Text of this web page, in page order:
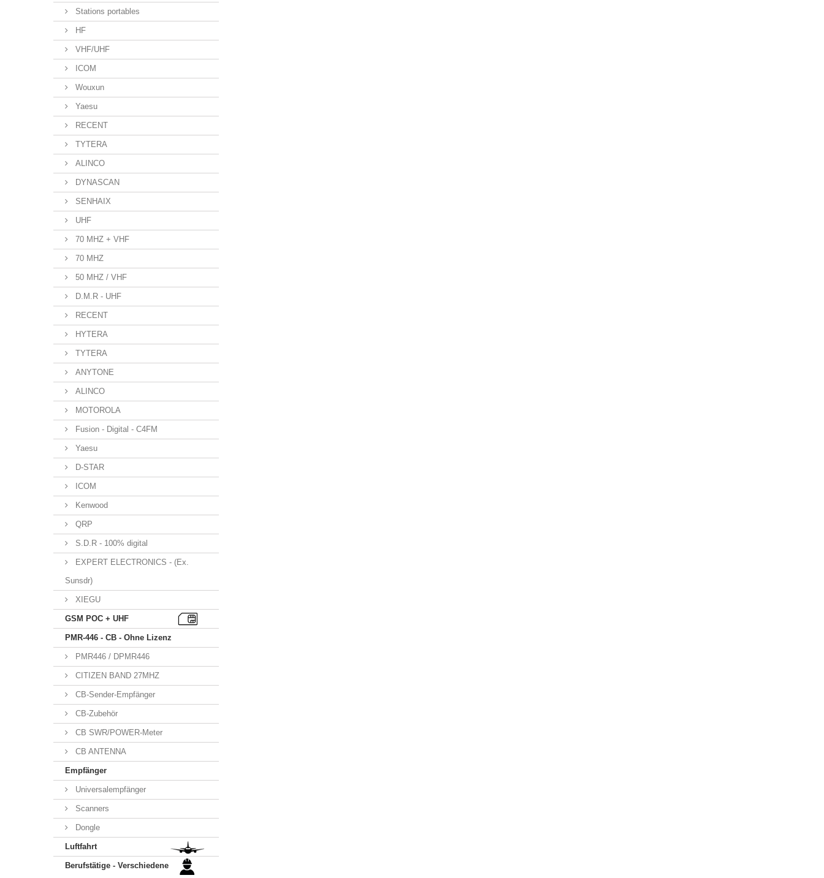
Stations portables
HF
VHF/UHF
ICOM
Wouxun
Yaesu
RECENT
TYTERA
ALINCO
DYNASCAN
SENHAIX
UHF
70 MHZ + VHF
70 MHZ
50 MHZ / VHF
D.M.R - UHF
RECENT
HYTERA
TYTERA
ANYTONE
ALINCO
MOTOROLA
Fusion - Digital - C4FM
Yaesu
D-STAR
ICOM
Kenwood
QRP
S.D.R - 100% digital
EXPERT ELECTRONICS - (Ex.
Sunsdr)
XIEGU
GSM POC + UHF
PMR-446 - CB - Ohne Lizenz
PMR446 / DPMR446
CITIZEN BAND 27MHZ
CB-Sender-Empfänger
CB-Zubehör
CB SWR/POWER-Meter
CB ANTENNA
Empfänger
Universalempfänger
Scanners
Dongle
Luftfahrt
Berufstätige - Verschiedene